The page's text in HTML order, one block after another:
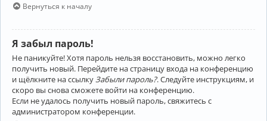
Вернуться к началу
Я забыл пароль!
Не паникуйте! Хотя пароль нельзя восстановить, можно легко
получить новый. Перейдите на страницу входа на конференцию
и щёлкните на ссылку Забыли пароль?. Следуйте инструкциям, и
скоро вы снова сможете войти на конференцию.
Если не удалось получить новый пароль, свяжитесь с
администратором конференции.